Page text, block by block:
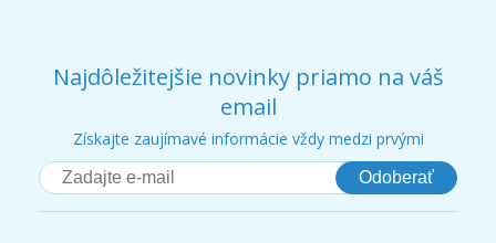
Najdôležitejšie novinky priamo na váš
email
Získajte zaujímavé informácie vždy medzi prvými
Odoberať